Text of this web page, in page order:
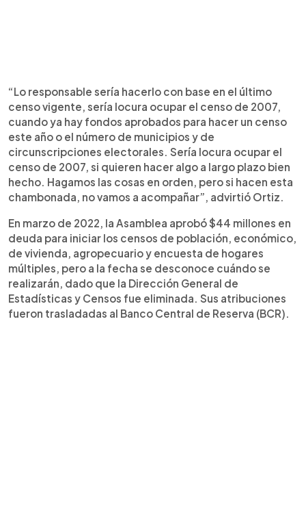
“Lo responsable sería hacerlo con base en el último
censo vigente, sería locura ocupar el censo de 2007,
cuando ya hay fondos aprobados para hacer un censo
este año o el número de municipios y de
circunscripciones electorales. Sería locura ocupar el
censo de 2007, si quieren hacer algo a largo plazo bien
hecho. Hagamos las cosas en orden, pero si hacen esta
chambonada, no vamos a acompañar”, advirtió Ortiz.
En marzo de 2022, la Asamblea aprobó $44 millones en
deuda para iniciar los censos de población, económico,
de vivienda, agropecuario y encuesta de hogares
múltiples, pero a la fecha se desconoce cuándo se
realizarán, dado que la Dirección General de
Estadísticas y Censos fue eliminada. Sus atribuciones
fueron trasladadas al Banco Central de Reserva (BCR).